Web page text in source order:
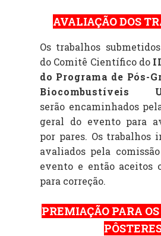
AVALIAÇÃO DOS
Os trabalhos
do Comitê Científico do
do Programa de Pós-
Biocombustíveis
serão encaminhados
geral do evento para
por pares. Os trabalhos
avaliados pela
evento e então aceitos
para correção.
PREMIAÇÃO PARA